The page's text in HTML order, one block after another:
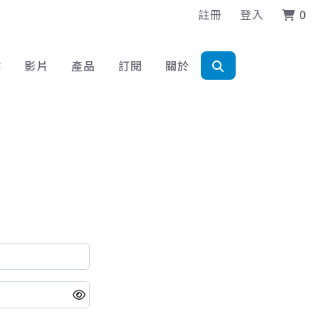
註冊 登入 0
影片 產品 訂閱 關於